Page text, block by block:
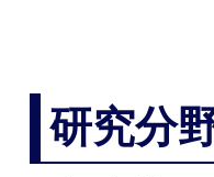
研究分